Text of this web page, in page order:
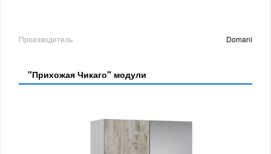
Производитель Domani
"Прихожая Чикаго" модули